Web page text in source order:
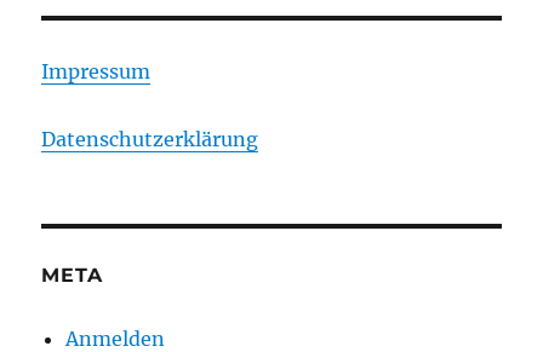
Impressum
Datenschutzerklärung
META
Anmelden